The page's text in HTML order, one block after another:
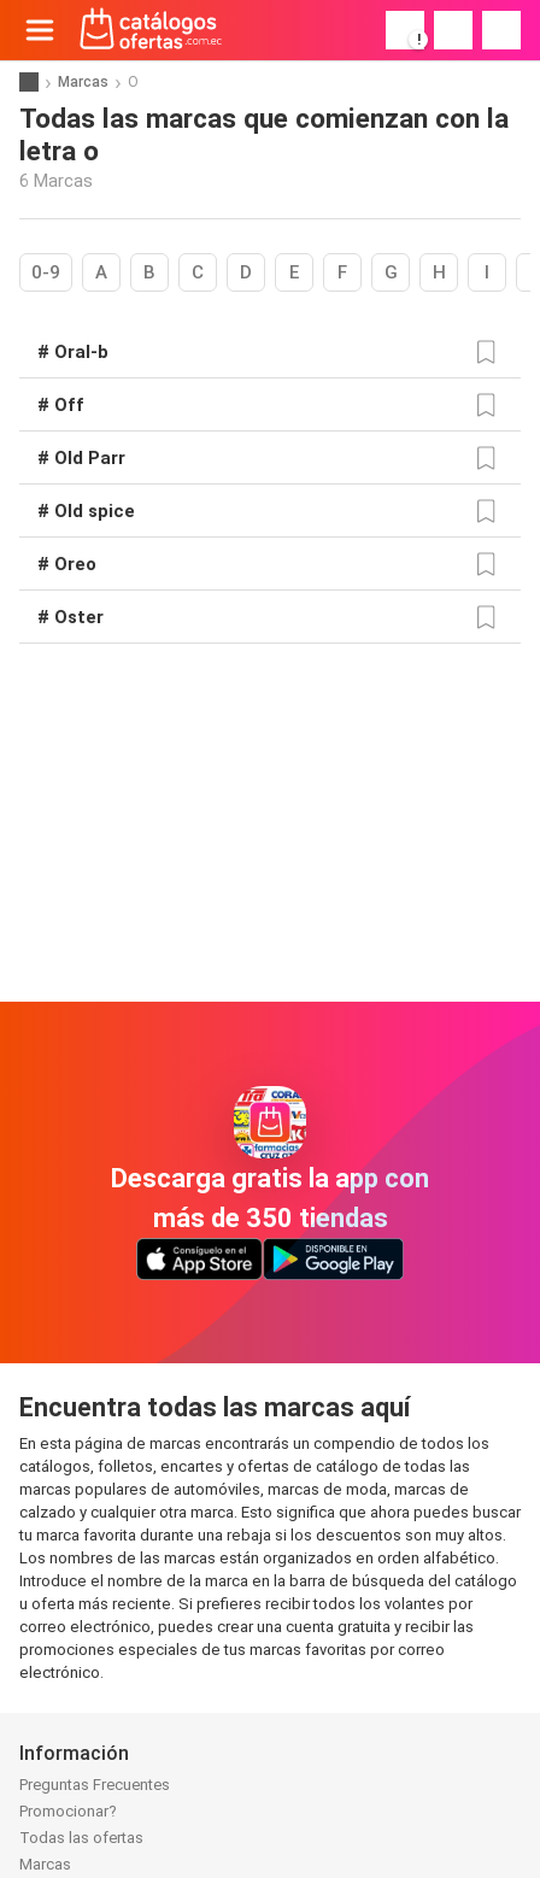
!
Marcas O
Todas las marcas que comienzan con la
letra o
6 Marcas
0-9 A B C D E F G H I
# Oral-b
# Off
# Old Parr
# Old spice
# Oreo
# Oster
Descarga gratis la app con
más de 350 tiendas
Encuentra todas las marcas aquí
En esta página de marcas encontrarás un compendio de todos los
catálogos, folletos, encartes y ofertas de catálogo de todas las
marcas populares de automóviles, marcas de moda, marcas de
calzado y cualquier otra marca. Esto significa que ahora puedes buscar
tu marca favorita durante una rebaja si los descuentos son muy altos.
Los nombres de las marcas están organizados en orden alfabético.
Introduce el nombre de la marca en la barra de búsqueda del catálogo
u oferta más reciente. Si prefieres recibir todos los volantes por
correo electrónico, puedes crear una cuenta gratuita y recibir las
promociones especiales de tus marcas favoritas por correo
electrónico.
Información
Preguntas Frecuentes
Promocionar?
Todas las ofertas
Marcas